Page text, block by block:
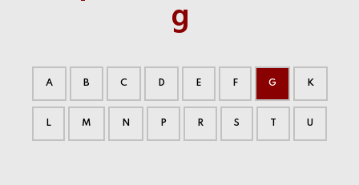
g
A B C D E F G K
L M N P R S T U